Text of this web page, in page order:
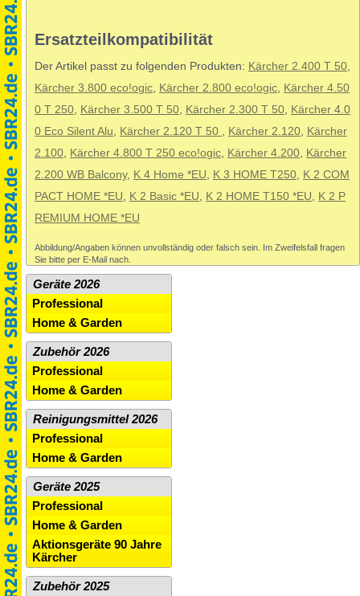
Ersatzteilkompatibilität
Der Artikel passt zu folgenden Produkten: Kärcher 2.400 T 50
Kärcher 3.800 eco!ogic Kärcher 2.800 eco!ogic Kärcher 4.50
0 T 250 Kärcher 3.500 T 50 Kärcher 2.300 T 50 Kärcher 4.0
0 Eco Silent Alu
Kärcher 2.120 T 50 Kärcher 2.120 Kärcher
2.100 Kärcher 4.800 T 250 eco!ogic Kärcher 4.200 Kärcher
2.200 WB Balcony, K 4 Home *EU K 3 HOME T250 K 2 COM
PACT HOME *EU
K 2 Basic *EU K 2 HOME T150 *EU
K 2 P
REMIUM HOME *EU
Abbildung/Angaben können unvollständig oder falsch sein. Im Zweifelsfall fragen
Sie bitte per E-Mail nach.
Geräte 2026
Professional
Home & Garden
Zubehör 2026
Professional
Home & Garden
Reinigungsmittel 2026
Professional
Home & Garden
Geräte 2025
Professional
Home & Garden
Aktionsgeräte 90 Jahre
Kärcher
Zubehör 2025